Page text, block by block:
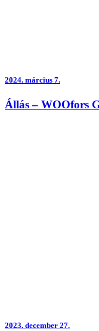
2024. március 7.
Állás – WOOfors
2023. december 27.